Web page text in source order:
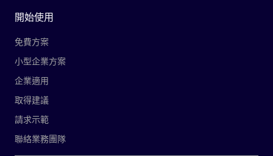
開始使用
免費方案
小型企業方案
企業適用
取得建議
請求示範
聯絡業務團隊